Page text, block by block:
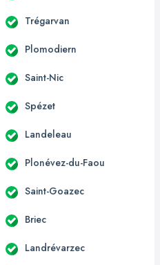
Trégarvan
Plomodiern
Saint-Nic
Spézet
Landeleau
Plonévez-du-Faou
Saint-Goazec
Briec
Landrévarzec